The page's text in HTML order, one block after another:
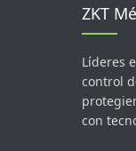
ZKT
Líderes
control
con